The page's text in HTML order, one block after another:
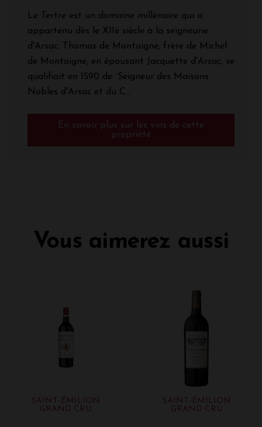
Le Tertre est un domaine millénaire qui a
appartenu dès le XIIè siècle à la seigneurie
d'Arsac. Thomas de Montaigne, frère de Michel
de Montaigne, en épousant Jacquette d'Arsac, se
qualifiait en 1590 de `Seigneur des Maisons
Nobles d'Arsac et du C...
En savoir plus sur les vins de cette
propriété
Vous aimerez aussi
SAINT-ÉMILION
GRAND CRU
SAINT-ÉMILION
GRAND CRU